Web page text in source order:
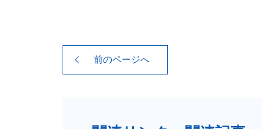
前のページへ